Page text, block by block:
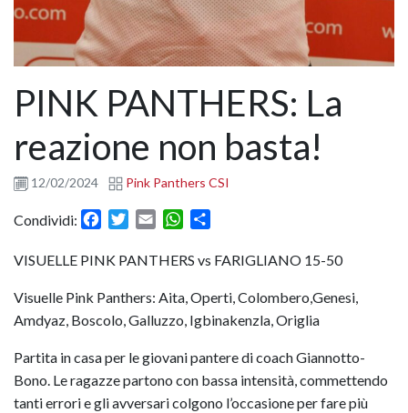
PINK PANTHERS: La
reazione non basta!
12/02/2024 Pink Panthers CSI
Condividi: FacebookTwitter
Email WhatsApp
VISUELLE PINK PANTHERS vs FARIGLIANO 15-50
Visuelle Pink Panthers: Aita, Operti, Colombero,Genesi,
Amdyaz, Boscolo, Galluzzo, Igbinakenzla, Origlia
Partita in casa per le giovani pantere di coach Giannotto-
Bono. Le ragazze partono con bassa intensità, commettendo
tanti errori e gli avversari colgono l’occasione per fare più